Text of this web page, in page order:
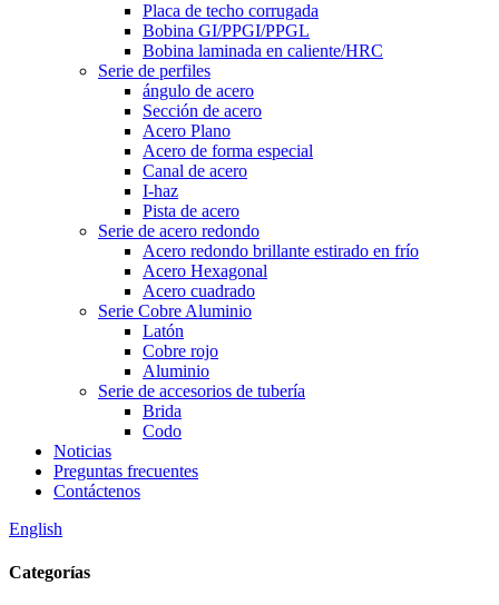
Placa de techo corrugada
Bobina GI/PPGI/PPGL
Bobina laminada en caliente/HRC
Serie de perfiles
ángulo de acero
Sección de acero
Acero Plano
Acero de forma especial
Canal de acero
I-haz
Pista de acero
Serie de acero redondo
Acero redondo brillante estirado en frío
Acero Hexagonal
Acero cuadrado
Serie Cobre Aluminio
Latón
Cobre rojo
Aluminio
Serie de accesorios de tubería
Brida
Codo
Noticias
Preguntas frecuentes
Contáctenos
English
Categorías